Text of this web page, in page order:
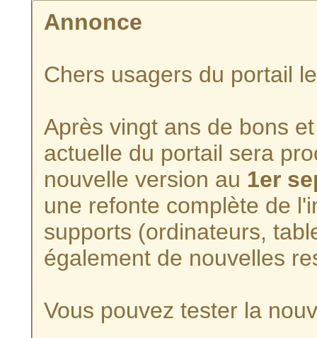
Annonce
Chers usagers du portail
Après vingt ans de bons
actuelle du portail sera
nouvelle version au 1er
une refonte complète de
supports (ordinateurs,
également de nouvelles
Vous pouvez tester la